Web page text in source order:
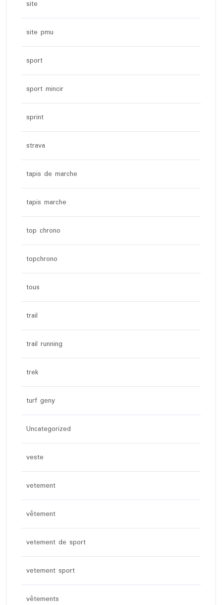
site
site pmu
sport
sport mincir
sprint
strava
tapis de marche
tapis marche
top chrono
topchrono
tous
trail
trail running
trek
turf geny
Uncategorized
veste
vetement
vêtement
vetement de sport
vetement sport
vêtements